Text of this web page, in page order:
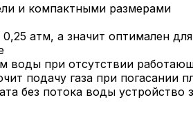
и компактными размерами
атм, а значит оптимален
воды при отсутствии
подачу газа при погасании
без потока воды